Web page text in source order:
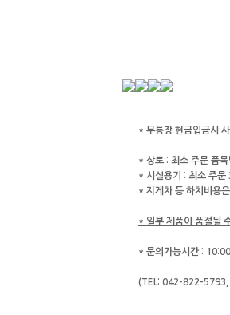
* 무통장 현금입금시
* 상토 : 최소 주문 품목
* 시설용기 : 최소 주문
* 지게차 등 하치비용
* 일부 제품이 품절될
* 문의가능시간 :
(TEL: 042-822-5793,